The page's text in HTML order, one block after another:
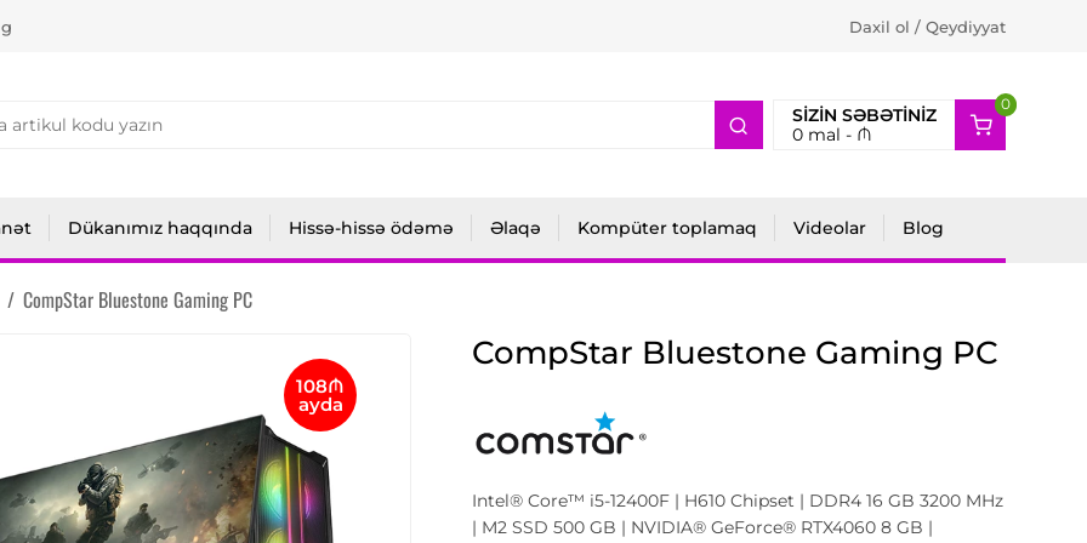
Daxil ol / Qeydiyyat
SIZIN SƏBƏTINIZ
0mal - ₼
0
2
Dükanımız haqqında Hissə-hissə ödəmə Əlaqə Kompüter toplamaq Videolar Blog
/ CompStar Bluestone Gaming PC
108₼
ayda
CompStar Bluestone Gaming PC
Intel® Core™ i5-12400F | H610 Chipset | DDR4 16 GB 3200 MHz
| M2 SSD 500 GB | NVIDIA® GeForce® RTX4060 8 GB |